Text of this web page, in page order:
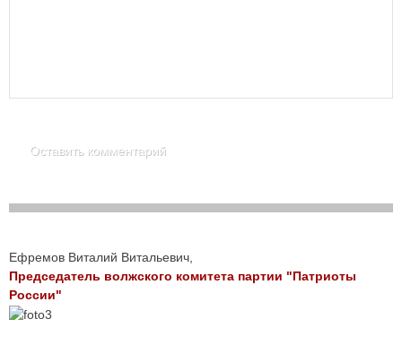
Ефремов Виталий Витальевич,
Председатель волжского комитета партии "Патриоты
России"